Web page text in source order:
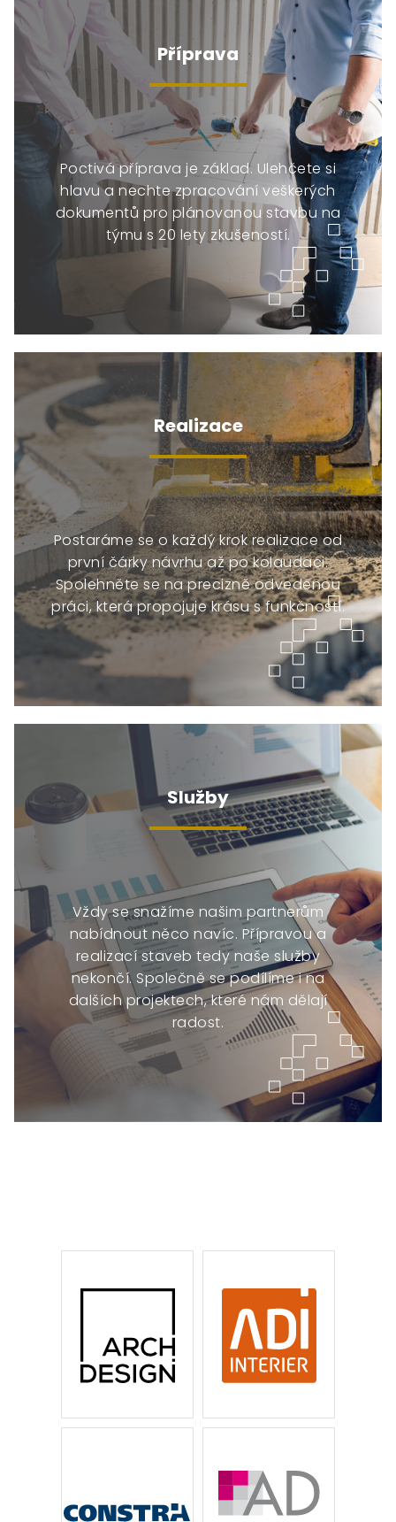
Příprava
Poctivá příprava je základ. Ulehčete si
hlavu a nechte zpracování veškerých
dokumentů pro plánovanou stavbu na
týmu s 20 lety zkušeností.
Realizace
Postaráme se o každý krok realizace od
první čárky návrhu až po kolaudaci.
Spolehněte se na precizně odvedenou
práci, která propojuje krásu s funkčností.
Služby
Vždy se snažíme našim partnerům
nabídnout něco navíc. Přípravou a
realizací staveb tedy naše služby
nekončí. Společně se podílíme i na
dalších projektech, které nám dělají
radost.